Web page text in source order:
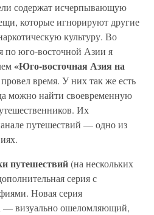
содержат исчерпывающую
которые игнорируют другие
культуру. Во
по юго-восточной Азии я
«Юго-восточная Азия на
время. У них так же есть
можно найти своевременную
Их
путешествий — одно из
путешествий(на нескольких
серия с
Новая серия
— визуально ошеломляющий,